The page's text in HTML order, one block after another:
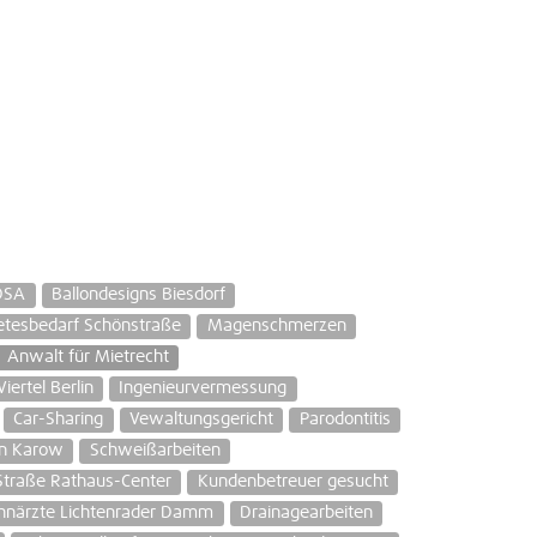
Ballondesigns Biesdorf
Schönstraße
Magenschmerzen
Anwalt für Mietrecht
Berlin
Ingenieurvermessung
Car-Sharing Vewaltungsgericht
Parodontitis
Karow
Schweißarbeiten
Rathaus-Center
Kundenbetreuer gesucht
Lichtenrader Damm
Drainagearbeiten